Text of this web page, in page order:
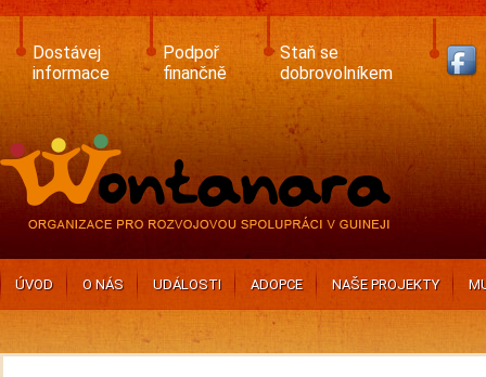
Skip
main
content
Dostávej
informace
Podpoř
finančně
Staň se
dobrovolníkem
ÚVOD O NÁS UDÁLOSTI ADOPCE NAŠE PROJEKTY